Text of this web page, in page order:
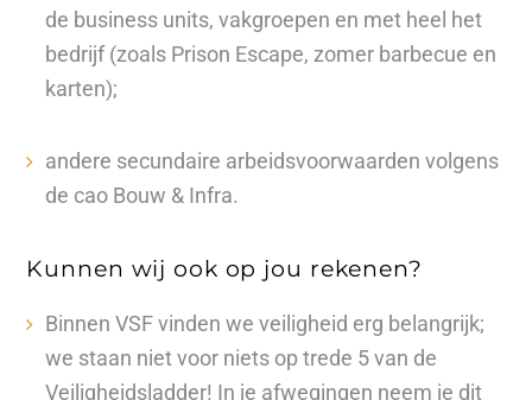
de business units, vakgroepen en met heel het
bedrijf (zoals Prison Escape, zomer barbecue en
karten);
andere secundaire arbeidsvoorwaarden volgens
de cao Bouw & Infra.
Kunnen wij ook op jou rekenen?
Binnen VSF vinden we veiligheid erg belangrijk;
we staan niet voor niets op trede 5 van de
Veiligheidsladder! In je afwegingen neem je dit